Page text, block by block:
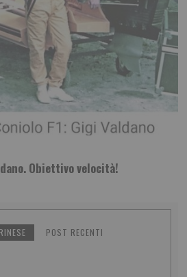
Obiettivo velocità!
POST RECENTI